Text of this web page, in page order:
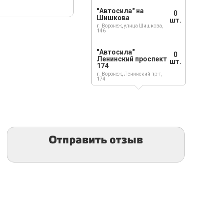
"Автосила" на
Шишкова
г. Воронеж, улица Шишкова,
146
0
шт.
"Автосила"
Ленинский проспект
174
г. Воронеж, Ленинский пр-т,
174
0
шт.
Отправить отзыв